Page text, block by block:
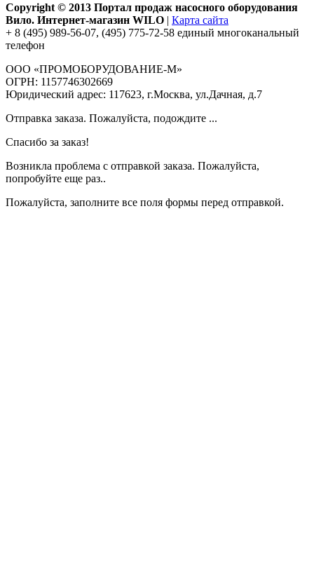
Copyright © 2013 Портал продаж насосного оборудования
Вило. Интернет-магазин WILO | Карта сайта
+ 8 (495) 989-56-07, (495) 775-72-58 единый многоканальный
телефон
ООО «ПРОМОБОРУДОВАНИЕ-М»
ОГРН: 1157746302669
Юридический адрес: 117623, г.Москва, ул.Дачная, д.7
Отправка заказа. Пожалуйста, подождите ...
Спасибо за заказ!
Возникла проблема с отправкой заказа. Пожалуйста,
попробуйте еще раз..
Пожалуйста, заполните все поля формы перед отправкой.